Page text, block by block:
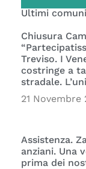
Ultimi
Chiusura
Treviso. I
costringe a
stradale.
21 Novembre
Assistenza.
anziani. Una
prima dei